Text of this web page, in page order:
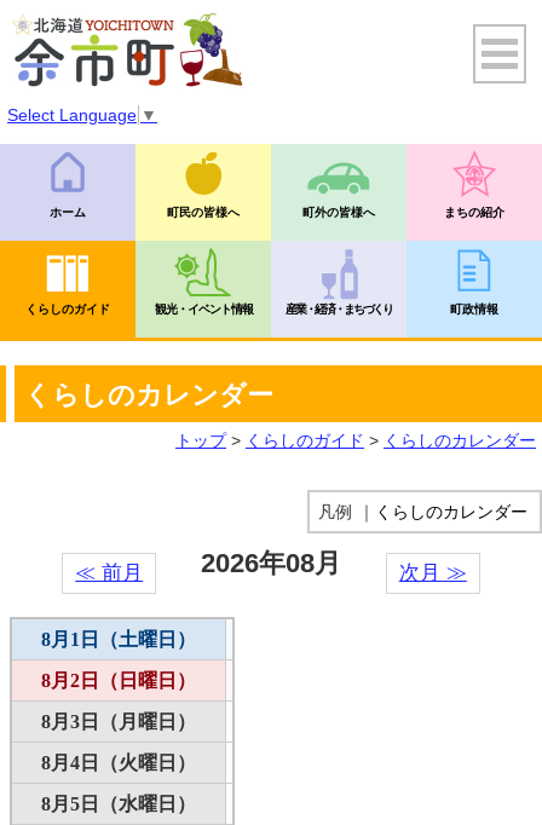
Select Language ▼
ホーム 町民の皆様へ 町外の皆様へ まちの紹介
くらしのガイド 観光・イベント情報 産業・経済・まちづくり 町政情報
くらしのカレンダー
トップ> くらしのガイド > くらしのカレンダー
凡例 ｜ くらしのカレンダー
≪ 前月 次月 ≫
2026年08月
8月1日（土曜日）
8月2日（日曜日）
8月3日（月曜日）
8月4日（火曜日）
8月5日（水曜日）